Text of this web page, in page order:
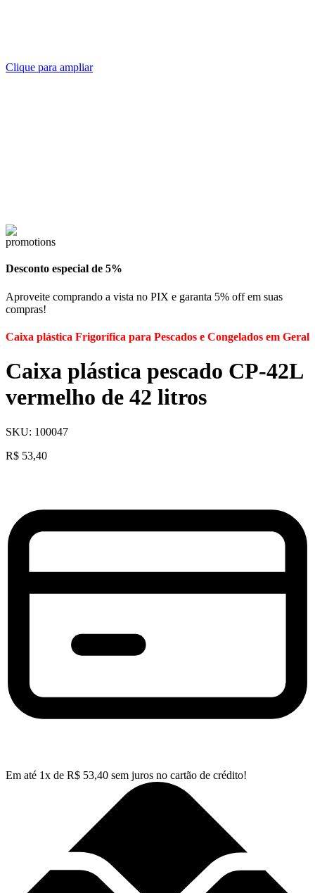
Clique para ampliar
Desconto especial de 5%
Aproveite comprando a vista no PIX e garanta 5% off em suas
compras!
Caixa plástica Frigorífica para Pescados e Congelados em Geral
Caixa plástica pescado CP-42L
vermelho de 42 litros
SKU: 100047
R$ 53,40
Em até 1x de R$ 53,40 sem juros no cartão de crédito!